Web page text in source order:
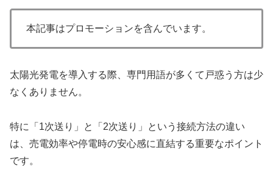
本記事はプロモーションを含んでいます。
太陽光発電を導入する際、専門用語が多くて戸惑う方は少
なくありません。
特に「1次送り」と「2次送り」という接続方法の違い
は、売電効率や停電時の安心感に直結する重要なポイント
です。